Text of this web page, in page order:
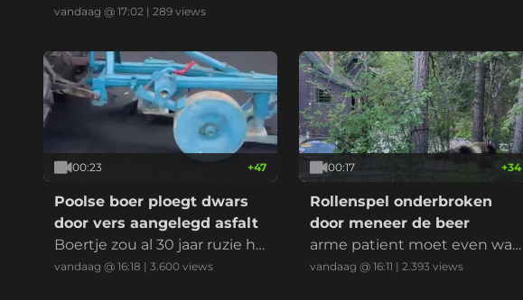
lan
vandaag @ 17:02 | 289 views
00:23 +47
Poolse boer ploegt dwars
door vers aangelegd asfalt
Boertje zou al 30 jaar ruzie he
bben met de gemeente, wa
vandaag @ 16:18 | 3.600 views
00:17 +34
Rollenspel onderbroken
door meneer de beer
arme patient moet even wac
hten op z'n behandeling
vandaag @ 16:11 | 2.393 views